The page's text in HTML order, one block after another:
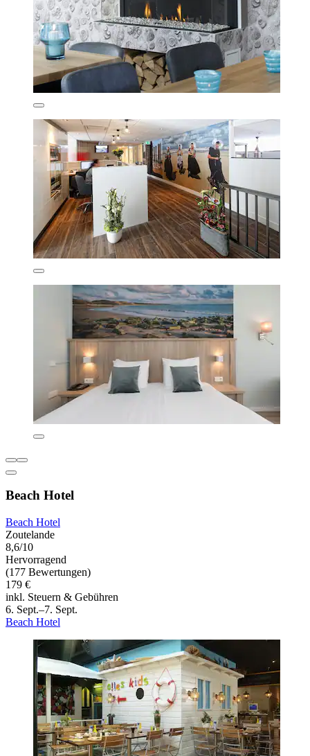
Beach Hotel
Beach Hotel
Zoutelande
8,6/10
Hervorragend
(177 Bewertungen)
179 €
inkl. Steuern & Gebühren
6. Sept.–7. Sept.
Beach Hotel